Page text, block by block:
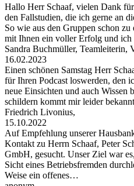
Hallo Herr Schaaf, vielen Dank
den Fallstudien, die ich gerne an
So wie aus den Gruppen schon
mit Ihnen ein voller Erfolg und
Sandra Buchmüller,
16.02.2023
Einen schönen Samstag Herr
für Ihren Podcast loswerden, den
neue Einsichten und auch Wissen
schildern kommt mir leider
Friedrich Livonius,
15.10.2022
Auf Empfehlung unserer
Kontakt zu Herrn Schaaf, Peter
GmbH, gesucht. Unser Ziel war
Sicht eines Betriebsfremden
Weise ein offenes…